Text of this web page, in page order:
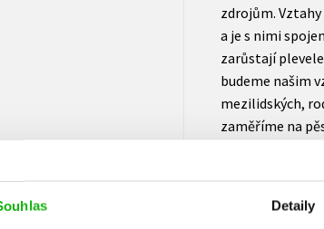
Detaily
zdrojům.
a je s nimi
zarůstají
budeme našim
mezilidských,
zaměříme na